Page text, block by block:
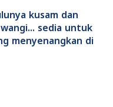
kusam dan
sedia untuk
menyenangkan di